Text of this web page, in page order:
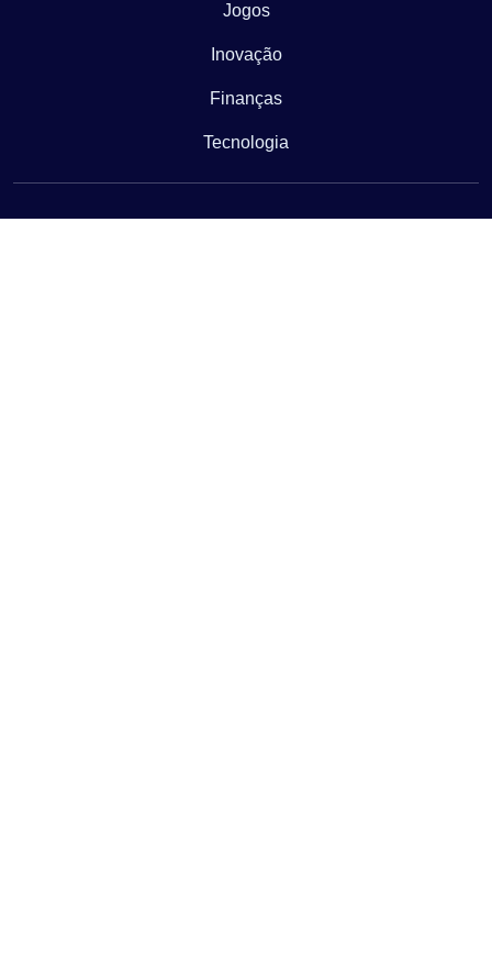
Jogos
Inovação
Finanças
Tecnologia